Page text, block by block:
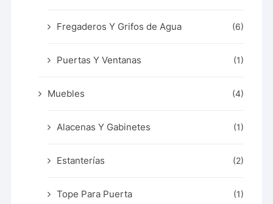
Fregaderos Y Grifos de Agua (6)
Puertas Y Ventanas (1)
Muebles (4)
Alacenas Y Gabinetes (1)
Estanterías (2)
Tope Para Puerta (1)